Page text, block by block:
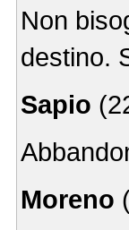
Non
destino.
Sapio
Moreno